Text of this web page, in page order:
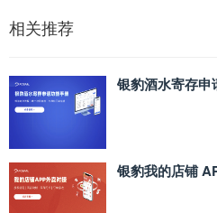
相关推荐
银豹酒水寄存申
银豹我的店铺